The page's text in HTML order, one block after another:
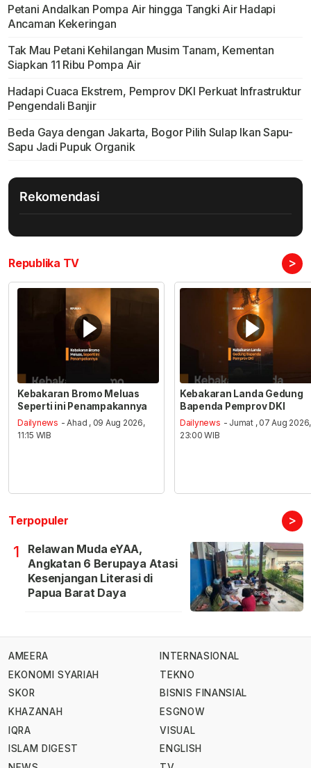
Petani Andalkan Pompa Air hingga Tangki Air Hadapi
Ancaman Kekeringan
Tak Mau Petani Kehilangan Musim Tanam, Kementan
Siapkan 11 Ribu Pompa Air
Hadapi Cuaca Ekstrem, Pemprov DKI Perkuat Infrastruktur
Pengendali Banjir
Beda Gaya dengan Jakarta, Bogor Pilih Sulap Ikan Sapu-
Sapu Jadi Pupuk Organik
Rekomendasi
Republika TV >
Kebakaran Bromo Meluas
Seperti ini Penampakannya
Dailynews - Ahad , 09 Aug 2026,
11:15 WIB
Kebakaran Landa Gedung
Bapenda Pemprov DKI
Dailynews - Jumat , 07 Aug 2026,
23:00 WIB
Terpopuler >
1
Relawan Muda eYAA,
Angkatan 6 Berupaya Atasi
Kesenjangan Literasi di
Papua Barat Daya
AMEERA
EKONOMI SYARIAH
SKOR
KHAZANAH
IQRA
ISLAM DIGEST
INTERNASIONAL
TEKNO
BISNIS FINANSIAL
ESGNOW
VISUAL
ENGLISH